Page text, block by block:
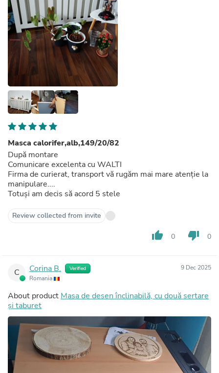
Masca calorifer,alb,149/20/82
După montare
Comunicare excelenta cu WALTI
Firma de curierat, transport vă rugăm mai mare atenție la
manipulare....
Totuși am decis să acord 5 stele
Review collected from invite
thumb_up 0 thumb_down 0
C Corina B. Verified
Romania
9 Dec 2025
About product Masa de desen înclinabilă, cu două sertare
și taburet